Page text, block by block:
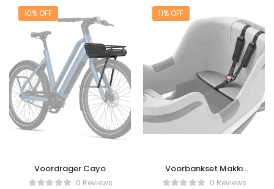
10% OFF
Voordrager Cayo
0 Reviews
11% OFF
Voorbankset Makki
zwart0 Reviews